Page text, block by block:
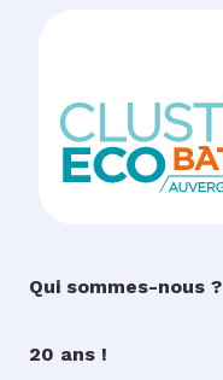
Qui sommes-nous ?
20 ans !